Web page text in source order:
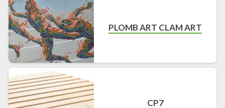
PLOMB ART CLAM ART
CP7